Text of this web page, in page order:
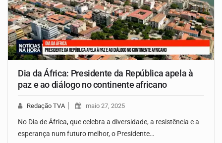
Dia da África: Presidente da República apela à
paz e ao diálogo no continente africano
Redação TVA maio 27, 2025
No Dia de África, que celebra a diversidade, a resistência e a
esperança num futuro melhor, o Presidente…